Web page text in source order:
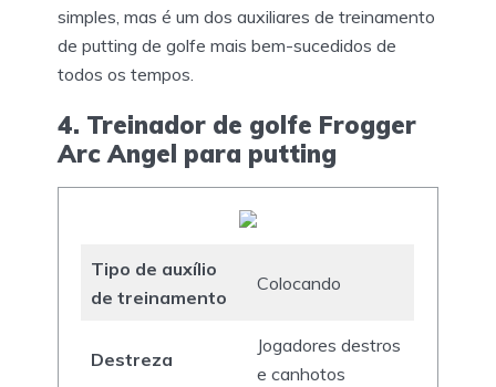
simples, mas é um dos auxiliares de treinamento
de putting de golfe mais bem-sucedidos de
todos os tempos.
4. Treinador de golfe Frogger
Arc Angel para putting
Tipo de auxílio
de treinamento
Colocando
Destreza
Jogadores destros
e canhotos